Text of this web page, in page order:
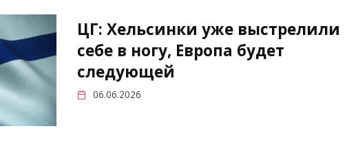
ЦГ: Хельсинки уже выстрелили
себе в ногу, Европа будет
следующей
06.06.2026